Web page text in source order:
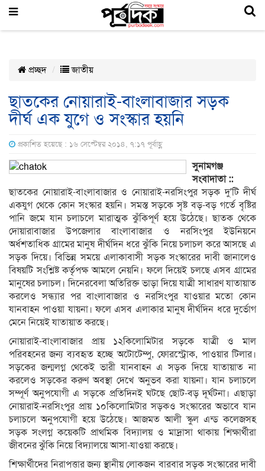
প্রচ্ছদ জাতীয়
ছাতকের নোয়ারাই-বাংলাবাজার সড়ক
দীর্ঘ এক যুগে ও সংস্কার হয়নি
প্রকাশিত হয়েছে : ১৬ সেপ্টেম্বর ২০১৪, ৭:১৭ পূর্বাহ্ণ
সুনামগঞ্জ
সংবাদাতা ::
ছাতকের নোয়ারাই-বাংলাবাজার ও নোয়ারাই-নরসিংপুর সড়ক দু’টি দীর্ঘ
একযুগ থেকে কোন সংস্কার হয়নি। সমস্ত সড়কে সৃষ্ট বড়-বড় গর্তে বৃষ্টির
পানি জমে যান চলাচলে মারাত্মক ঝুঁকিপূর্ণ হয়ে উঠেছে। ছাতক থেকে
দোয়ারাবাজার উপজেলার বাংলাবাজার ও নরসিংপুর ইউনিয়নে
অর্ধশতাধিক গ্রামের মানুষ দীর্ঘদিন ধরে ঝুঁকি নিয়ে চলাচল করে আসছে এ
সড়ক দিয়ে। বিভিন্ন সময়ে এলাকাবাসী সড়ক সংস্কারের দাবী জানালেও
বিষয়টি সংশ্লিষ্ট কর্তৃপক্ষ আমলে নেয়নি। ফলে দিয়েই চলছে এসব গ্রামের
মানুষের চলাচল। দিনেরবেলা অতিরিক্ত ভাড়া দিয়ে যাত্রী সাধারণ যাতায়াত
করলেও সন্ধ্যার পর বাংলাবাজার ও নরসিংপুর যাওয়ার মতো কোন
যানবাহন পাওয়া যায়না। ফলে এসব এলাকার মানুষ দীর্ঘদিন ধরে দুর্ভোগ
মেনে নিয়েই যাতায়াত করছে।
নোয়ারাই-বাংলাবাজার প্রায় ১২কিলোমিটার সড়কে যাত্রী ও মাল
পরিবহনের জন্য ব্যবহৃত হচ্ছে অটোটেম্পু, ফোরস্ট্রোক, পাওয়ার টিলার।
সড়কের জন্মলগ্ন থেকেই ভারী যানবাহন এ সড়ক দিয়ে যাতায়াত না
করলেও সড়কের করুণ অবস্থা দেখে অনুভব করা যায়না। যান চলাচলে
সম্পূর্ণ অনুপযোগী এ সড়কে প্রতিদিনই ঘটছে ছোট-বড় দূর্ঘটনা। এছাড়া
নোয়ারাই-নরসিংপুর প্রায় ১০কিলোমিটার সড়কও সংস্কারের অভাবে যান
চলাচলে অনুপযোগী হয়ে উঠেছে। আজমত আলী স্কুল এন্ড কলেজসহ
সড়ক সংলগ্ন কয়েকটি প্রাথমিক বিদ্যালয় ও মাদ্রাসা থাকায় শিক্ষার্থীরা
জীবনের ঝুঁকি নিয়ে বিদ্যালয়ে আসা-যাওয়া করছে।
শিক্ষার্থীদের নিরাপত্তার জন্য স্থানীয় লোকজন বারবার সড়ক সংস্কারের দাবী